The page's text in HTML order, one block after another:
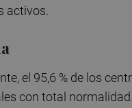
activos.
el 95,6 % de los
con total normalidad.